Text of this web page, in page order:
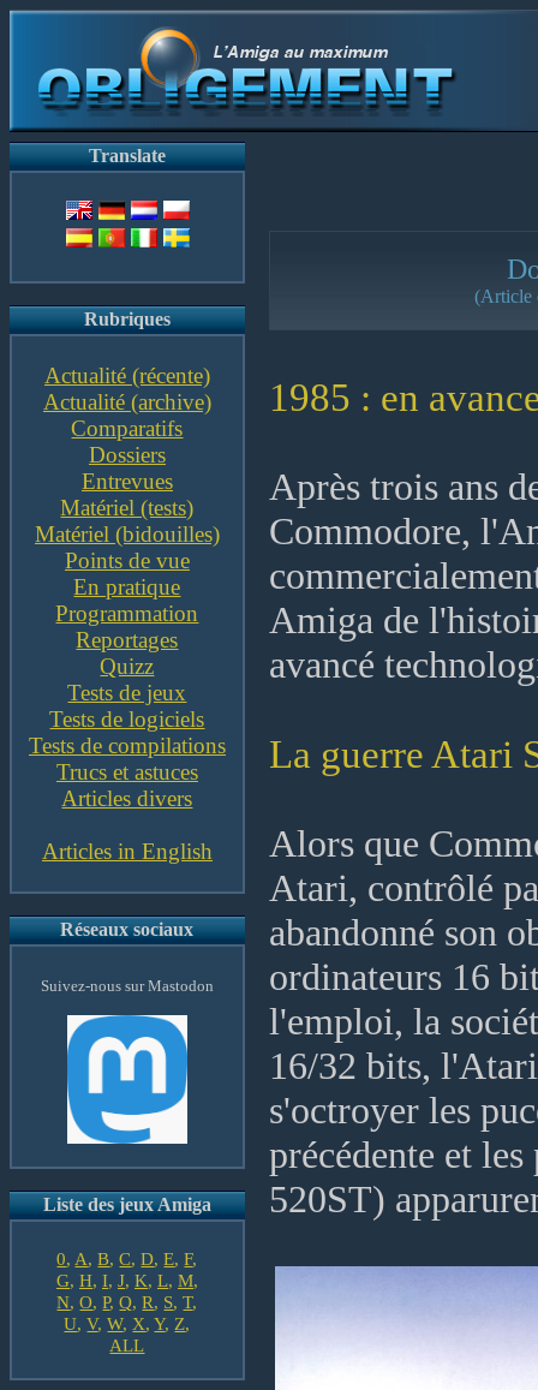
Translate
Rubriques
Actualité (récente)
Actualité (archive)
Comparatifs
Dossiers
Entrevues
Matériel (tests)
Matériel (bidouilles)
Points de vue
En pratique
Programmation
Reportages
Quizz
Tests de jeux
Tests de logiciels
Tests de compilations
Trucs et astuces
Articles divers
Articles in English
Réseaux sociaux
Suivez-nous sur Mastodon
Liste des jeux Amiga
0, A,B,C,D,E,F,
G, H, I, J, K, L, M,
N,O,P,Q,R, S,T,
U,V,W, X,Y, Z,
ALL
(Article
1985 : en
Après trois ans
Commodore,
Amiga de
avancé
La guerre Atari
Alors que
Atari, contrôlé
abandonné son
ordinateurs 16
l'emploi, la
16/32 bits,
s'octroyer les
précédente et
520ST)